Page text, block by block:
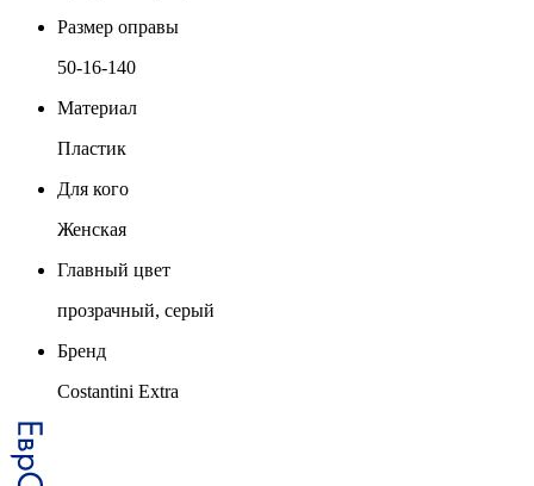
Размер оправы
50-16-140
Материал
Пластик
Для кого
Женская
Главный цвет
прозрачный, серый
Бренд
Costantini Extra